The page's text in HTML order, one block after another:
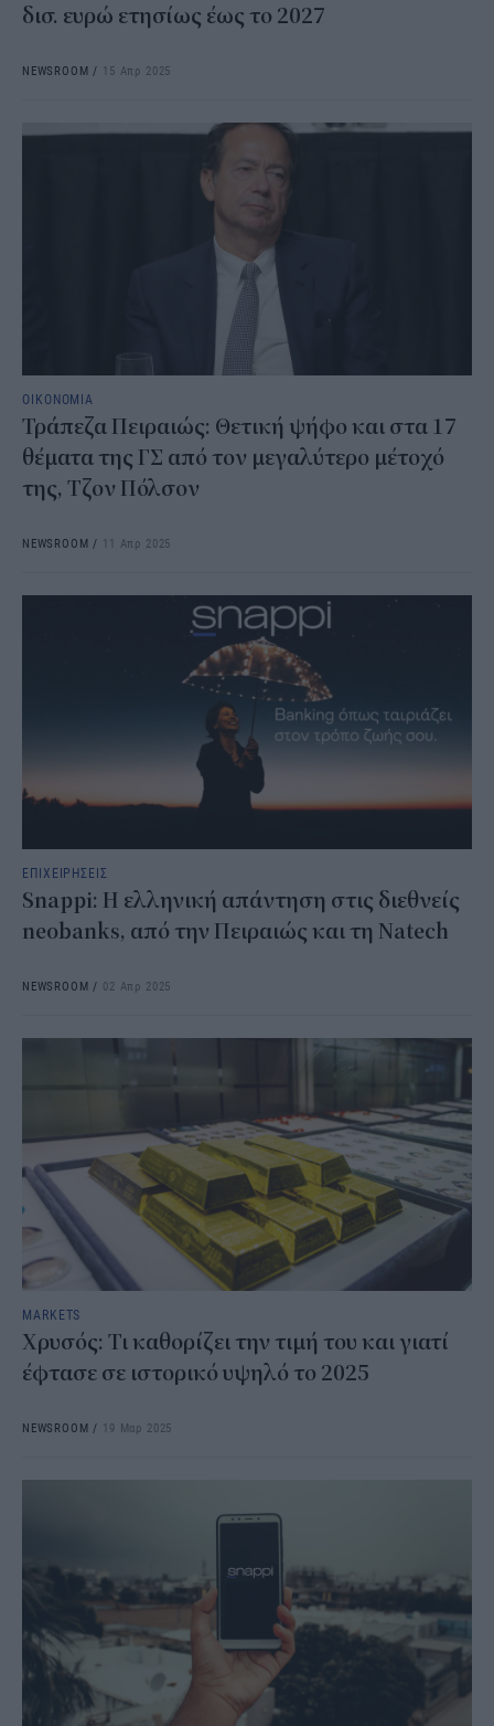
δισ. ευρώ ετησίως έως το 2027
NEWSROOM / 15 Απρ 2025
ΟΙΚΟΝΟΜΙΑ
Τράπεζα Πειραιώς: Θετική ψήφο και στα 17
θέματα της ΓΣ από τον μεγαλύτερο μέτοχό
της, Τζον Πόλσον
NEWSROOM / 11 Απρ 2025
ΕΠΙΧΕΙΡΗΣΕΙΣ
Snappi: Η ελληνική απάντηση στις διεθνείς
neobanks, από την Πειραιώς και τη Natech
NEWSROOM / 02 Απρ 2025
MARKETS
Χρυσός: Τι καθορίζει την τιμή του και γιατί
έφτασε σε ιστορικό υψηλό το 2025
NEWSROOM / 19 Μαρ 2025